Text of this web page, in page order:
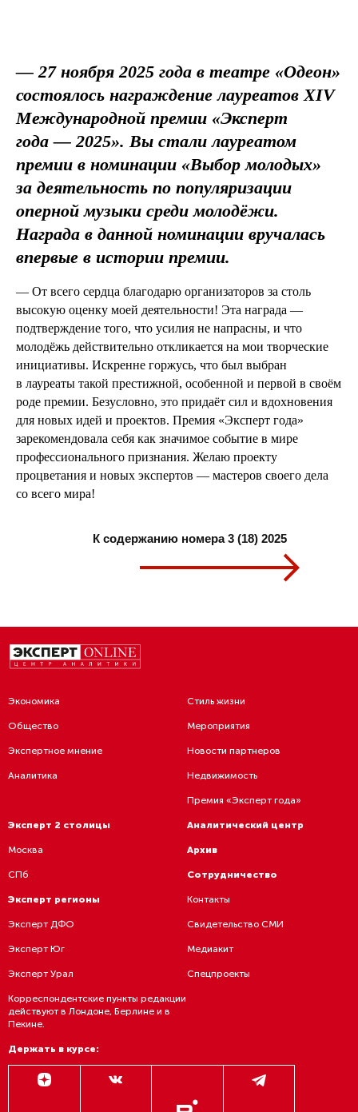
— 27 ноября 2025 года в театре «Одеон»
состоялось награждение лауреатов XIV
Международной премии «Эксперт
года — 2025». Вы стали лауреатом
премии в номинации «Выбор молодых»
за деятельность по популяризации
оперной музыки среди молодёжи.
Награда в данной номинации вручалась
впервые в истории премии.
— От всего сердца благодарю организаторов за столь
высокую оценку моей деятельности! Эта награда —
подтверждение того, что усилия не напрасны, и что
молодёжь действительно откликается на мои творческие
инициативы. Искренне горжусь, что был выбран
в лауреаты такой престижной, особенной и первой в своём
роде премии. Безусловно, это придаёт сил и вдохновения
для новых идей и проектов. Премия «Эксперт года»
зарекомендовала себя как значимое событие в мире
профессионального признания. Желаю проекту
процветания и новых экспертов — мастеров своего дела
со всего мира!
К содержанию номера 3 (18) 2025
Экономика
Общество
Экспертное мнение
Аналитика
Стиль жизни
Мероприятия
Новости партнеров
Недвижимость
Премия «Эксперт года»
Эксперт 2 столицы
Москва
СПб
Эксперт регионы
Эксперт ДФО
Эксперт Юг
Эксперт Урал
Корреспондентские пункты редакции
действуют в Лондоне, Берлине и в
Пекине.
Аналитический центр
Архив
Сотрудничество
Контакты
Свидетельство СМИ
Медиакит
Спецпроекты
Держать в курсе: